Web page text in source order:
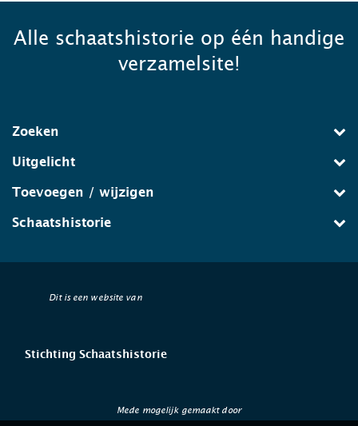
Alle schaatshistorie op één handige
verzamelsite!
Zoeken
Uitgelicht
Toevoegen / wijzigen
Schaatshistorie
Dit is een website van
Stichting Schaatshistorie
Mede mogelijk gemaakt door